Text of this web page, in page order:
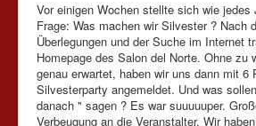
Vor einigen Wochen stellte sich wie jedes
Frage: Was machen wir Silvester ? Nach
Überlegungen und der Suche im Internet
Homepage des Salon del Norte. Ohne zu
genau erwartet, haben wir uns dann mit 6
Silvesterparty angemeldet. Und was
danach " sagen ? Es war suuuuuper.
Verbeugung an die Veranstalter. Wir